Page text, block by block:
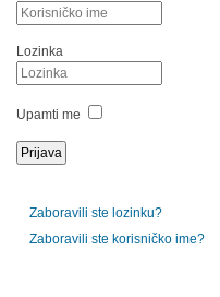
Lozinka
Upamti me
Zaboravili ste lozinku?
Zaboravili ste korisničko ime?